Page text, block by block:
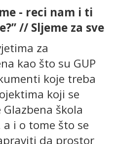
- reci nam i ti
// Sljeme za sve
za
kao što su GUP
koje treba
koji se
škola
a i o tome što se
da prostor